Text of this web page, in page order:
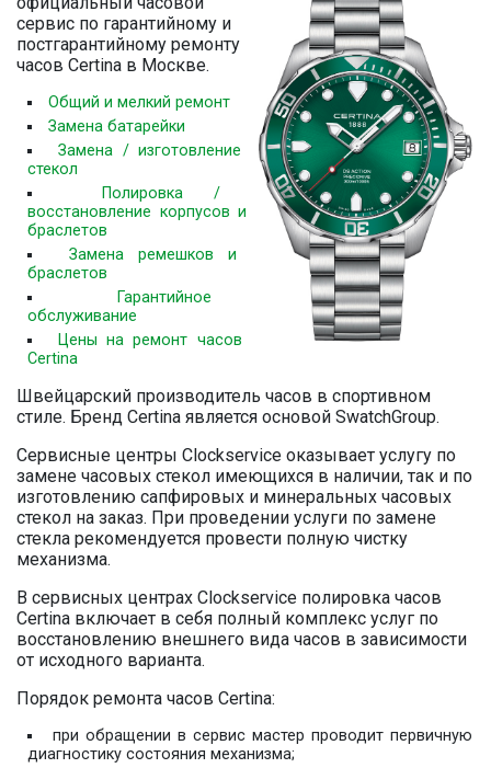
сервис по гарантийному и
постгарантийному ремонту
часов Certina в Москве.
Общий и мелкий ремонт
Замена батарейки
Замена / изготовление
стекол
Полировка /
восстановление корпусов и
браслетов
Замена ремешков и
браслетов
Гарантийное
обслуживание
Цены на ремонт часов
Certina
Швейцарский производитель часов в спортивном
стиле. Бренд Certina является основой SwatchGroup.
Сервисные центры Clockservice оказывает услугу по
замене часовых стекол имеющихся в наличии, так и по
изготовлению сапфировых и минеральных часовых
стекол на заказ. При проведении услуги по замене
стекла рекомендуется провести полную чистку
механизма.
В сервисных центрах Clockservice полировка часов
Certina включает в себя полный комплекс услуг по
восстановлению внешнего вида часов в зависимости
от исходного варианта.
Порядок ремонта часов Certina:
при обращении в сервис мастер проводит первичную
диагностику состояния механизма;